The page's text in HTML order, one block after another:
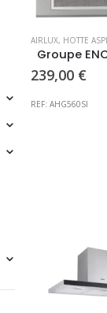
AIRLUX, HOTTE
239,00 €
REF: AHG560SI